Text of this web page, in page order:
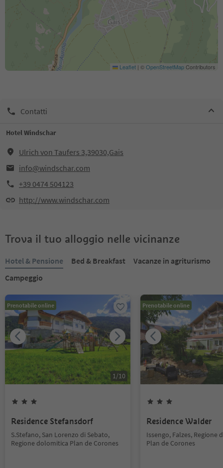
Leaflet | ©OpenStreetMapContributors
Contatti
Hotel Windschar
Ulrich von Taufers 3,39030,Gais
info@windschar.com
+39 0474 504123
http://www.windschar.com
Trova il tuo alloggio nelle vicinanze
Hotel & Pensione Bed & Breakfast
Vacanze in agriturismo
Campeggio
Prenotabile online
1/10
Residence Stefansdorf
S.Stefano, San Lorenzo di Sebato,
Regione dolomitica Plan de Corones
Prenotabile online
Residence Walder
Issengo, Falzes, Regione
Plan de Corones